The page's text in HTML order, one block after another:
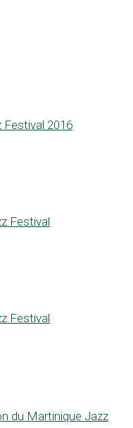
Festival 2016
Festival
Festival
du Martinique Jazz